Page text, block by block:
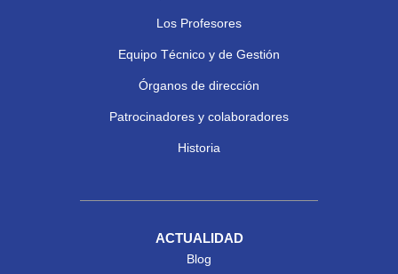
Los Profesores
Equipo Técnico y de Gestión
Órganos de dirección
Patrocinadores y colaboradores
Historia
ACTUALIDAD
Blog